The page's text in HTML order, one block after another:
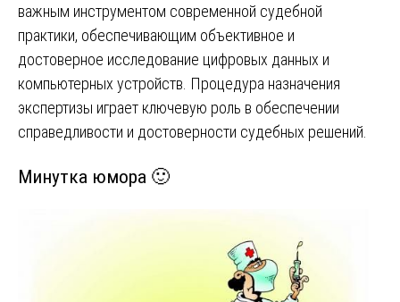
важным инструментом современной судебной
практики, обеспечивающим объективное и
достоверное исследование цифровых данных и
компьютерных устройств. Процедура назначения
экспертизы играет ключевую роль в обеспечении
справедливости и достоверности судебных решений.
Минутка юмора 🙂